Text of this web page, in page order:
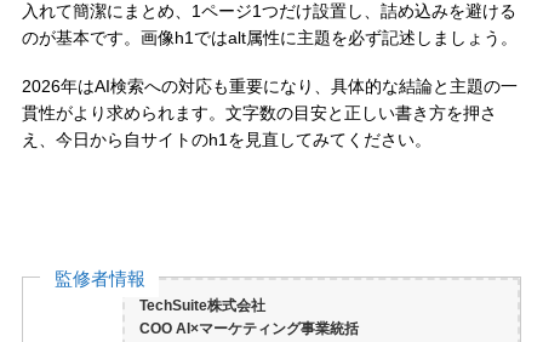
入れて簡潔にまとめ、1ページ1つだけ設置し、詰め込みを避ける
のが基本です。画像h1ではalt属性に主題を必ず記述しましょう。
2026年はAI検索への対応も重要になり、具体的な結論と主題の一
貫性がより求められます。文字数の目安と正しい書き方を押さ
え、今日から自サイトのh1を見直してみてください。
監修者情報
TechSuite株式会社
COO AI×マーケティング事業統括